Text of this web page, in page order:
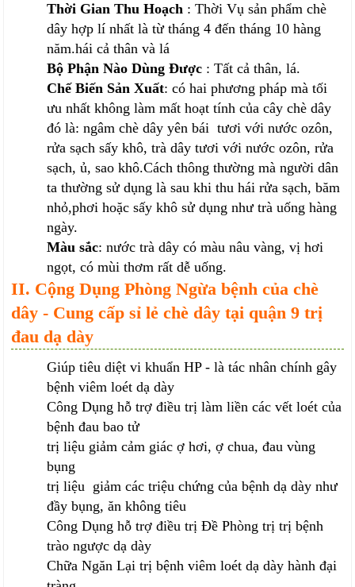
Thời Gian Thu Hoạch : Thời Vụ sản phẩm chè
dây hợp lí nhất là từ tháng 4 đến tháng 10 hàng
năm.hái cả thân và lá
Bộ Phận Nào Dùng Được : Tất cả thân, lá.
Chế Biến Sản Xuất: có hai phương pháp mà tối
ưu nhất không làm mất hoạt tính của cây chè dây
đó là: ngâm chè dây yên bái tươi với nước ozôn,
rửa sạch sấy khô, trà dây tươi với nước ozôn, rửa
sạch, ủ, sao khô.Cách thông thường mà người dân
ta thường sử dụng là sau khi thu hái rửa sạch, băm
nhỏ,phơi hoặc sấy khô sử dụng như trà uống hàng
ngày.
Màu sắc: nước trà dây có màu nâu vàng, vị hơi
ngọt, có mùi thơm rất dễ uống.
II. Cộng Dụng Phòng Ngừa bệnh của chè
dây - Cung cấp sỉ lẻ chè dây tại quận 9 trị
đau dạ dày
Giúp tiêu diệt vi khuẩn HP - là tác nhân chính gây
bệnh viêm loét dạ dày
Công Dụng hỗ trợ điều trị làm liền các vết loét của
bệnh đau bao tử
trị liệu giảm cảm giác ợ hơi, ợ chua, đau vùng
bụng
trị liệu giảm các triệu chứng của bệnh dạ dày như
đầy bụng, ăn không tiêu
Công Dụng hỗ trợ điều trị Đề Phòng trị trị bệnh
trào ngược dạ dày
Chữa Ngăn Lại trị bệnh viêm loét dạ dày hành đại